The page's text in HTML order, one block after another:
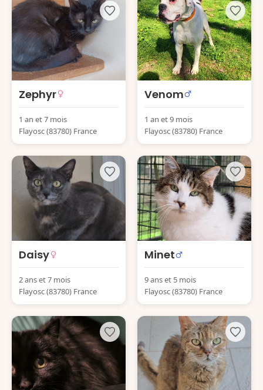
Zephyr
1 an et 7 mois
Flayosc (83780) France
Venom
1 an et 9 mois
Flayosc (83780) France
Daisy
2 ans et 7 mois
Flayosc (83780) France
Minet
9 ans et 5 mois
Flayosc (83780) France